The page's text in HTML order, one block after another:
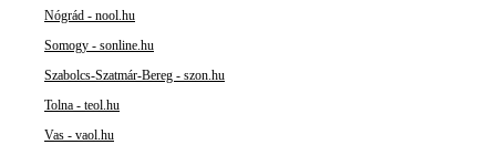
Nógrád - nool.hu
Somogy - sonline.hu
Szabolcs-Szatmár-Bereg - szon.hu
Tolna - teol.hu
Vas - vaol.hu